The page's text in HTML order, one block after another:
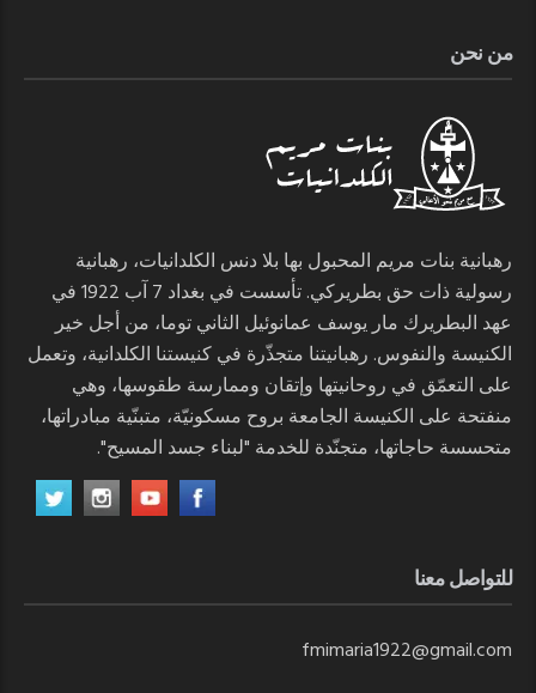
من نحن
رهبانية بنات مريم المحبول بها بلا دنس الكلدانيات، رهبانية
رسولية ذات حق بطريركي. تأسست في بغداد 7 آب 1922 في
عهد البطريرك مار يوسف عمانوئيل الثاني توما، من أجل خير
الكنيسة والنفوس. رهبانيتنا متجذّرة في كنيستنا الكلدانية، وتعمل
على التعمّق في روحانيتها وإتقان وممارسة طقوسها، وهي
منفتحة على الكنيسة الجامعة بروح مسكونيّة، متبنّية مبادراتها،
متحسسة حاجاتها، متجنّدة للخدمة "لبناء جسد المسيح".
للتواصل معنا
fmimaria1922@gmail.com